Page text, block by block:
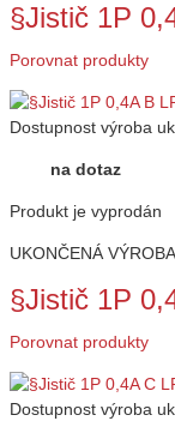
§Jistič 1P
Porovnat produkty
Dostupnost výroba
na dotaz
Produkt je vyprodán
UKONČENÁ VÝROBA
§Jistič 1P
Porovnat produkty
Dostupnost výroba